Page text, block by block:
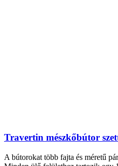
Travertin mészkőbútor
A bútorokat több fajta és méretű